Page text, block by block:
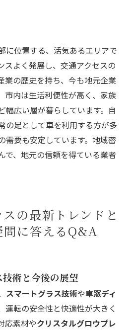
に位置する、活気あるエリアで
スよく発展し、交通アクセスの
業の歴史を持ち、今も地元企業
市内は生活利便性が高く、家族
幅広い層が暮らしています。自
の足として車を利用する方が多
需要も安定しています。地域密
で、地元の信頼を得ている業者
の最新トレンドと
問に答えるQ&A
術と今後の展望
スマートグラス技術や車窓ディ
運転の安全性と快適性が大きく
応素材やクリスタルグロウプレ